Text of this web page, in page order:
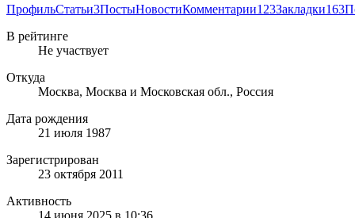
ПрофильСтатьи3ПостыНовостиКомментарии123Закладки163
В рейтинге
Не участвует
Откуда
Москва, Москва и Московская обл., Россия
Дата рождения
21 июля 1987
Зарегистрирован
23 октября 2011
Активность
14 июня 2025 в 10:36